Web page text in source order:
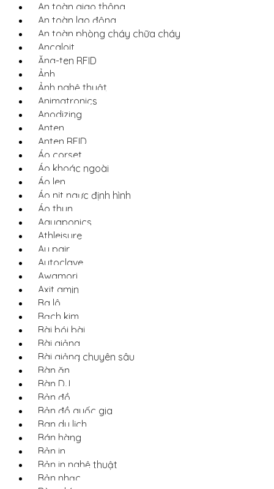
An toàn giao thông
An toàn lao động
An toàn phòng cháy chữa cháy
Ancaloit
Ăng-ten RFID
Ảnh
Ảnh nghệ thuật
Animatronics
Anodizing
Anten
Anten RFID
Áo corset
Áo khoác ngoài
Áo len
Áo nịt ngực định hình
Áo thun
Aquaponics
Athleisure
Au pair
Autoclave
Awamori
Axit amin
Ba lô
Bạch kim
Bài bói bài
Bài giảng
Bài giảng chuyên sâu
Bàn ăn
Bàn DJ
Bản đồ
Bản đồ quốc gia
Ban du lịch
Bán hàng
Bản in
Bản in nghệ thuật
Bản nhạc